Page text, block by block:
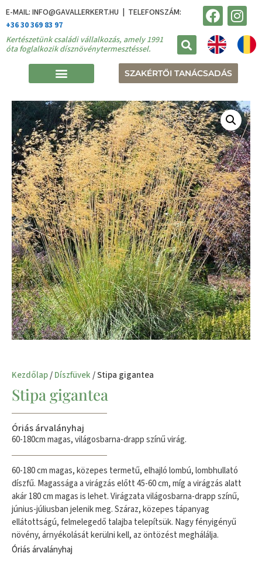
E-MAIL: INFO@GAVALLERKERT.HU | TELEFONSZÁM:
+36 30 369 83 97
Kertészetünk családi vállalkozás, amely 1991
óta foglalkozik dísznövénytermesztéssel.
SZAKÉRTŐI TANÁCSADÁS
Kezdőlap/Díszfüvek/ Stipa gigantea
Stipa gigantea
Óriás árvalányhaj
60-180cm magas, világosbarna-drapp színű virág.
60-180 cm magas, közepes termetű, elhajló lombú, lombhullató
díszfű. Magassága a virágzás előtt 45-60 cm, míg a virágzás alatt
akár 180 cm magas is lehet. Virágzata világosbarna-drapp színű,
június-júliusban jelenik meg. Száraz, közepes tápanyag
ellátottságú, felmelegedő talajba telepítsük. Nagy fényigényű
növény, árnyékolását kerülni kell, az öntözést meghálálja.
Óriás árvalányhaj